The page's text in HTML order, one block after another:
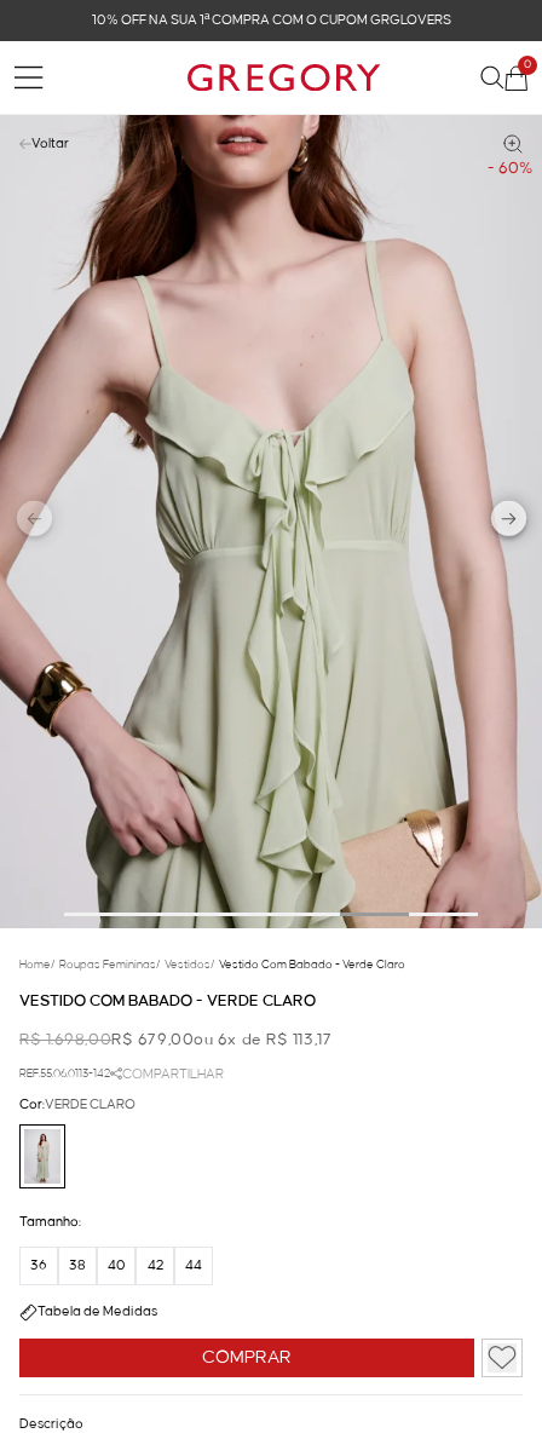
FRETE GRÁTIS NAS COMPRAS ACIMA DE R$ 899
0
- 60%
Voltar
Home/ Roupas Femininas/ Vestidos/ Vestido Com Babado - Verde Claro
VESTIDO COM BABADO - VERDE CLARO
R$ 1.698,00R$ 679,00ou 6x de R$ 113,17
REF.55.06.0113-142 COMPARTILHAR
COMPRAR
Cor:VERDE CLARO
Tamanho:
36 38 40 42 44
Tabela de Medidas
Descrição